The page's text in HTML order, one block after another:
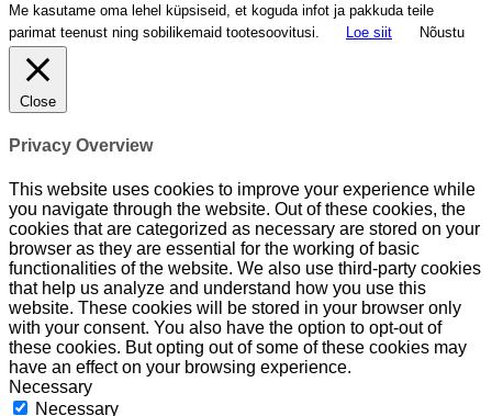
Me kasutame oma lehel küpsiseid, et koguda infot ja pakkuda teile
parimat teenust ning sobilikemaid tootesoovitusi.
Loe siit Nõustu
Close
Privacy Overview
This website uses cookies to improve your experience while
you navigate through the website. Out of these cookies, the
cookies that are categorized as necessary are stored on your
browser as they are essential for the working of basic
functionalities of the website. We also use third-party cookies
that help us analyze and understand how you use this
website. These cookies will be stored in your browser only
with your consent. You also have the option to opt-out of
these cookies. But opting out of some of these cookies may
have an effect on your browsing experience.
Necessary
Necessary